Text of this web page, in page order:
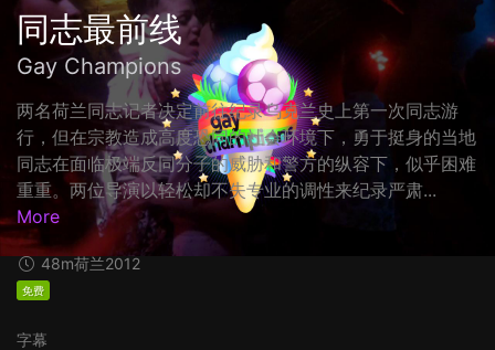
同志最前线
Gay Champions
两名荷兰同志记者决定前往纪录乌克兰史上第一次同志游
行，但在宗教造成高度恐同的社会环境下，勇于挺身的当地
同志在面临极端反同分子的威胁和警方的纵容下，似乎困难
重重。两位导演以轻松却不失专业的调性来纪录严肃...
More
48m荷兰2012
免费
字幕